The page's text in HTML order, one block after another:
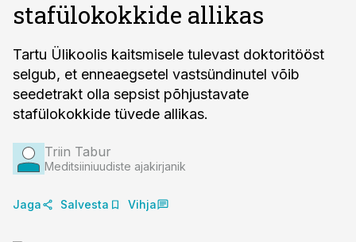
stafülokokkide allikas
Tartu Ülikoolis kaitsmisele tulevast doktoritööst
selgub, et enneaegsetel vastsündinutel võib
seedetrakt olla sepsist põhjustavate
stafülokokkide tüvede allikas.
Triin Tabur
Meditsiiniuudiste ajakirjanik
Jaga Salvesta Vihja